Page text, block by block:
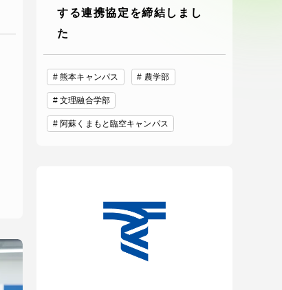
する連携協定を締結しまし
た
熊本キャンパス 農学部
文理融合学部
阿蘇くまもと臨空キャンパス